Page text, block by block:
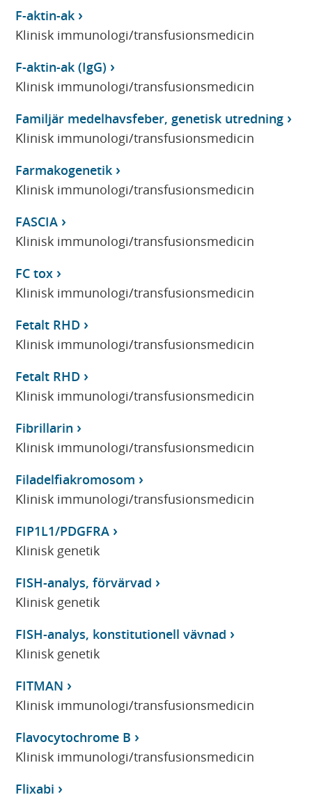
F-aktin-ak
Klinisk immunologi/transfusionsmedicin
F-aktin-ak (IgG)
Klinisk immunologi/transfusionsmedicin
Familjär medelhavsfeber, genetisk utredning
Klinisk immunologi/transfusionsmedicin
Farmakogenetik
Klinisk immunologi/transfusionsmedicin
FASCIA
Klinisk immunologi/transfusionsmedicin
FC tox
Klinisk immunologi/transfusionsmedicin
Fetalt RHD
Klinisk immunologi/transfusionsmedicin
Fetalt RHD
Klinisk immunologi/transfusionsmedicin
Fibrillarin
Klinisk immunologi/transfusionsmedicin
Filadelfiakromosom
Klinisk immunologi/transfusionsmedicin
FIP1L1/PDGFRA
Klinisk genetik
FISH-analys, förvärvad
Klinisk genetik
FISH-analys, konstitutionell vävnad
Klinisk genetik
FITMAN
Klinisk immunologi/transfusionsmedicin
Flavocytochrome B
Klinisk immunologi/transfusionsmedicin
Flixabi